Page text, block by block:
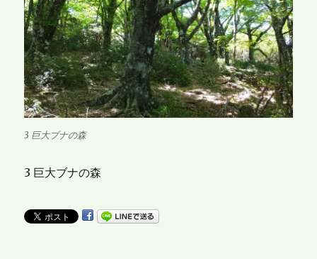
3 巨大ブナの森
3 巨大ブナの森